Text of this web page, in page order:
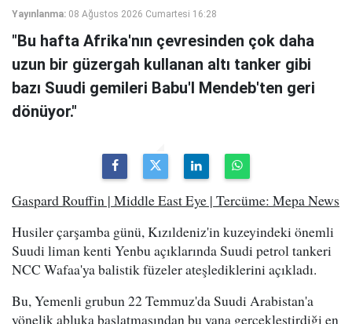
Yayınlanma: 08 Ağustos 2026 Cumartesi 16:28
"Bu hafta Afrika'nın çevresinden çok daha
uzun bir güzergah kullanan altı tanker gibi
bazı Suudi gemileri Babu'l Mendeb'ten geri
dönüyor."
Gaspard Rouffin | Middle East Eye | Tercüme: Mepa News
Husiler çarşamba günü, Kızıldeniz'in kuzeyindeki önemli
Suudi liman kenti Yenbu açıklarında Suudi petrol tankeri
NCC Wafaa'ya balistik füzeler ateşlediklerini açıkladı.
Bu, Yemenli grubun 22 Temmuz'da Suudi Arabistan'a
yönelik abluka başlatmasından bu yana gerçekleştirdiği en